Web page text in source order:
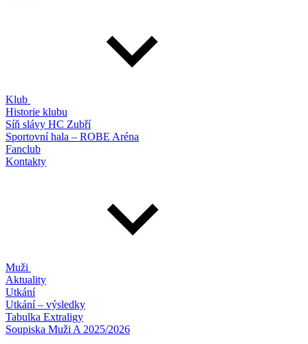
Klub
Historie klubu
Síň slávy HC Zubří
Sportovní hala – ROBE Aréna
Fanclub
Kontakty
Muži
Aktuality
Utkání
Utkání – výsledky
Tabulka Extraligy
Soupiska Muži A 2025/2026